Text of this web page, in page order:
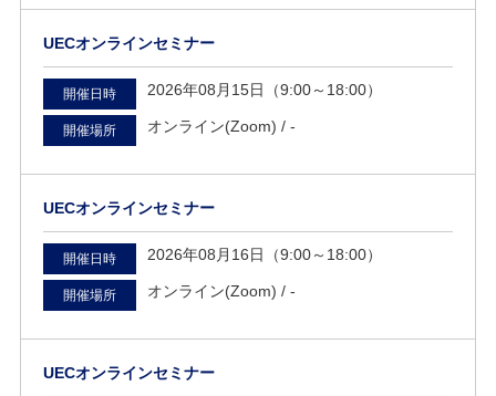
UECオンラインセミナー
開催日時 2026年08月15日（9:00～18:00）
開催場所 オンライン(Zoom) / -
UECオンラインセミナー
開催日時 2026年08月16日（9:00～18:00）
開催場所 オンライン(Zoom) / -
UECオンラインセミナー